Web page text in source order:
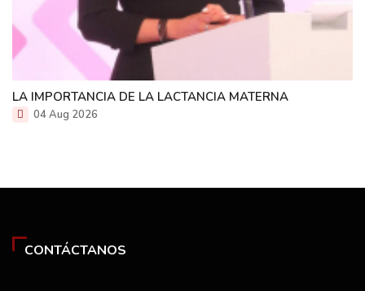
LA IMPORTANCIA DE LA LACTANCIA MATERNA
04 Aug 2026
CONTÁCTANOS